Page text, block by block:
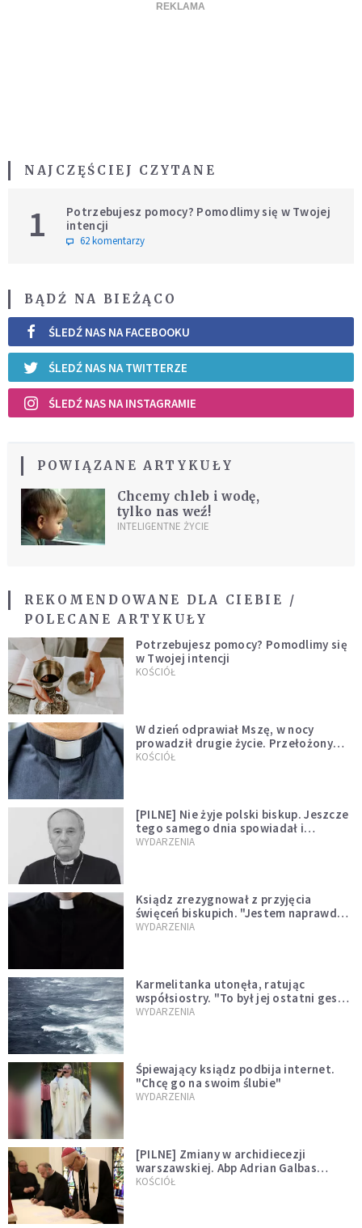
NAJCZĘŚCIEJ CZYTANE
1
Potrzebujesz pomocy? Pomodlimy się w Twojej
intencji
62 komentarzy
BĄDŹ NA BIEŻĄCO
ŚLEDŹ NAS NA FACEBOOKU
ŚLEDŹ NAS NA TWITTERZE
ŚLEDŹ NAS NA INSTAGRAMIE
POWIĄZANE ARTYKUŁY
Chcemy chleb i wodę,
tylko nas weź!
INTELIGENTNE ŻYCIE
REKOMENDOWANE DLA CIEBIE /
POLECANE ARTYKUŁY
Potrzebujesz pomocy? Pomodlimy się
w Twojej intencji
KOŚCIÓŁ
W dzień odprawiał Mszę, w nocy
prowadził drugie życie. Przełożony
kazał mu opuścić zakon
KOŚCIÓŁ
[PILNE] Nie żyje polski biskup. Jeszcze
tego samego dnia spowiadał i
sprawował Mszę świętą
WYDARZENIA
Ksiądz zrezygnował z przyjęcia
święceń biskupich. "Jestem naprawdę
niegodny"
WYDARZENIA
Karmelitanka utonęła, ratując
współsiostry. "To był jej ostatni gest
miłości"
WYDARZENIA
Śpiewający ksiądz podbija internet.
"Chcę go na swoim ślubie"
WYDARZENIA
[PILNE] Zmiany w archidiecezji
warszawskiej. Abp Adrian Galbas
wręczył dekrety nowym proboszczom
KOŚCIÓŁ